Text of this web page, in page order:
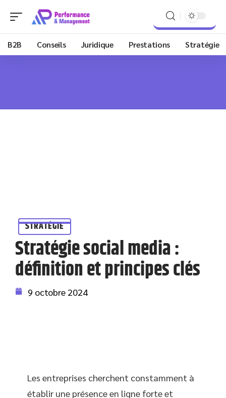
B2B Conseils Juridique Prestations Stratégie
STRATÉGIE
Stratégie social media :
définition et principes clés
9 octobre 2024
Les entreprises cherchent constamment à
établir une présence en ligne forte et